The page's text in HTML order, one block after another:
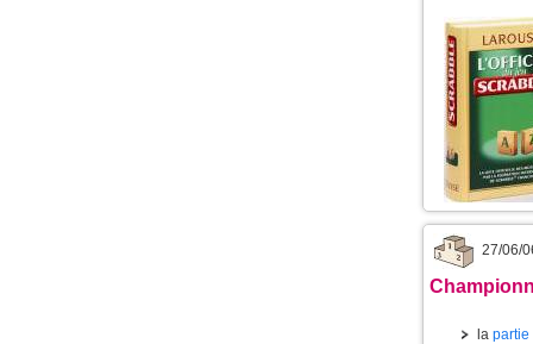
27/06/
la partie